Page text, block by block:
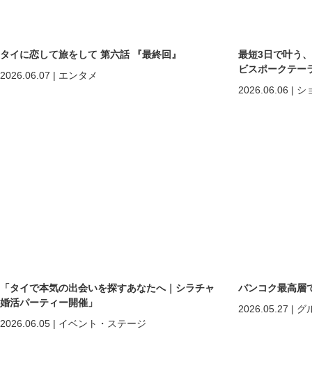
タイに恋して旅をして 第六話 『最終回』
2026.06.07 | エンタメ
最短3日で叶う
ビスポークテ
2026.06.06 | シ
「タイで本気の出会いを探すあなたへ｜シラチャ
婚活パーティー開催」
2026.06.05 | イベント・ステージ
バンコク最高層
2026.05.27 | グ